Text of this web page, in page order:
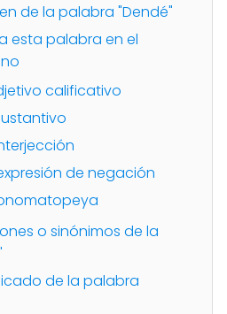
de la palabra "Dendé"
esta palabra en el
calificativo
de negación
o sinónimos de la
de la palabra